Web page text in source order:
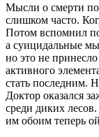
Мысли о смерти
слишком часто.
Потом вспомнил
а суицидальные
но это не
активного
стать последним.
Доктор оказался
среди диких
им обоим теперь